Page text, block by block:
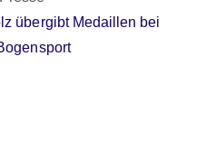
übergibt Medaillen bei